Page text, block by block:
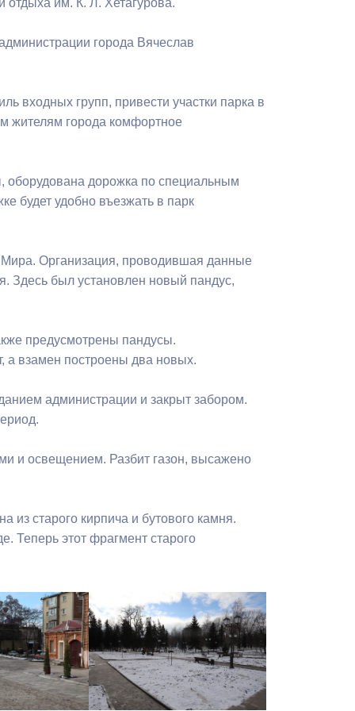
Бесплатная юридическая помощь
отдыха им. К. Л. Хетагурова.
города Вячеслав
входных групп, привести участки парка в
жителям города комфортное
дорожка по специальным
будет удобно въезжать в парк
Мира. Организация, проводившая данные
Здесь был установлен новый пандус,
предусмотрены пандусы.
а взамен построены два новых.
администрации и закрыт забором.
и освещением. Разбит газон, высажено
из старого кирпича и бутового камня.
Теперь этот фрагмент старого